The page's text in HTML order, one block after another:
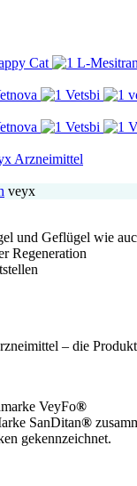
Cat L-Mesitran
Vetsbi
Vetsbi
Arzneimittel
veyx
und Geflügel wie
Regeneration
– die
VeyFo®
SanDitan®
gekennzeichnet.